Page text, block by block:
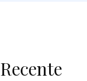
Recente